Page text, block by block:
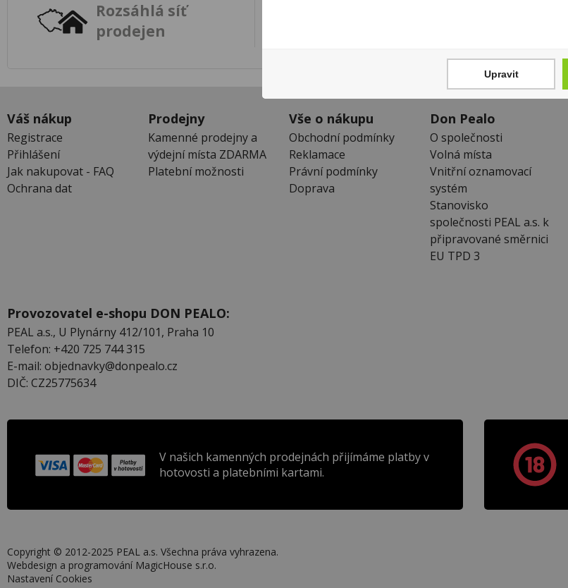
Rozsáhlá síť
prodejen
Váš nákup
Registrace
Přihlášení
Jak nakupovat - FAQ
Ochrana dat
Prodejny
Kamenné prodejny a
výdejní místa ZDARMA
Platební možnosti
Vše o nákupu
Obchodní podmínky
Reklamace
Právní podmínky
Doprava
Don Pealo
O společnosti
Volná místa
Vnitřní oznamovací
systém
Stanovisko
společnosti PEAL a.s. k
připravované směrnici
EU TPD 3
Provozovatel e-shopu DON PEALO:
PEAL a.s., U Plynárny 412/101, Praha 10
Telefon: +420 725 744 315
E-mail: objednavky@donpealo.cz
DIČ: CZ25775634
V našich kamenných prodejnách přijímáme platby v
hotovosti a platebními kartami.
Copyright © 2012-2025 PEAL a.s. Všechna práva vyhrazena.
Webdesign a programování MagicHouse s.r.o.
Nastavení Cookies
Upravit